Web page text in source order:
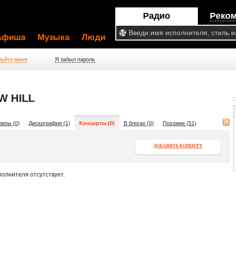
Радио
Музыка Люди
меня Я забыл пароль
HILL
(0) Дискография (1) Концерты (0) В блогах (0) Похожие (51)
ДОБАВИТЬ КОНЦЕРТ
отсутствует.